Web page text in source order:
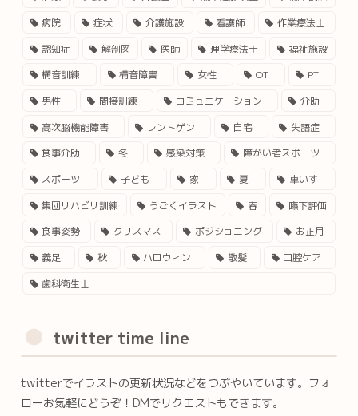
病院
症状 介護施設 看護師
作業療法士
認知症
解剖図 医師 理学療法士
福祉施設
構音訓練
構音障害 女性 OT
PT
男性
間接訓練 コミュニケーション
介助
高次脳機能障害
レントゲン 自宅
失語症
食事介助
冬 感染対策
障がい者スポーツ
スポーツ
子ども 家 夏
車いす
集団リハビリ訓練
うごくイラスト 春
嚥下評価
食事姿勢
クリスマス ポジショニング
お正月
義足
秋 ハロウィン 散髪
口腔ケア
歯科衛生士
twitter time line
twitterでイラストの更新状況などをつぶやいています。フォ
ローお気軽にどうぞ！DMでリクエストもできます。